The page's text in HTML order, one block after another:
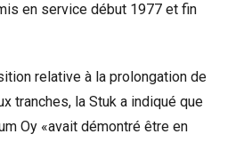
en service début 1977 et fin
relative à la prolongation de
tranches, la Stuk a indiqué que
Oy «avait démontré être en